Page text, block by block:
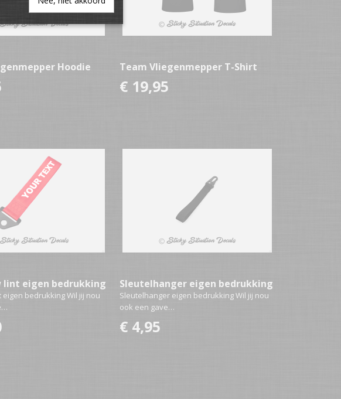
Hoodie Team Vliegenmepper T-Shirt
€ 19,95
lint eigen bedrukking
bedrukking Wil jij nou
Sleutelhanger eigen bedrukking
Sleutelhanger eigen bedrukking Wil jij nou
ook een gave…
€ 4,95